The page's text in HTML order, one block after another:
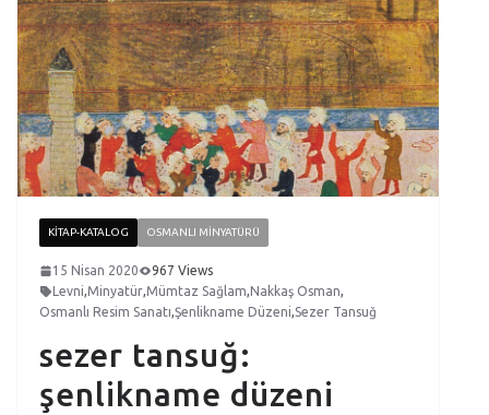
KITAP-KATALOG OSMANLI MINYATÜRÜ
15 Nisan 2020
967 Views
Levni,Minyatür,Mümtaz Sağlam, Nakkaş Osman,
Osmanlı Resim Sanatı,Şenlikname Düzeni,Sezer Tansuğ
sezer tansuğ:
şenlikname düzeni